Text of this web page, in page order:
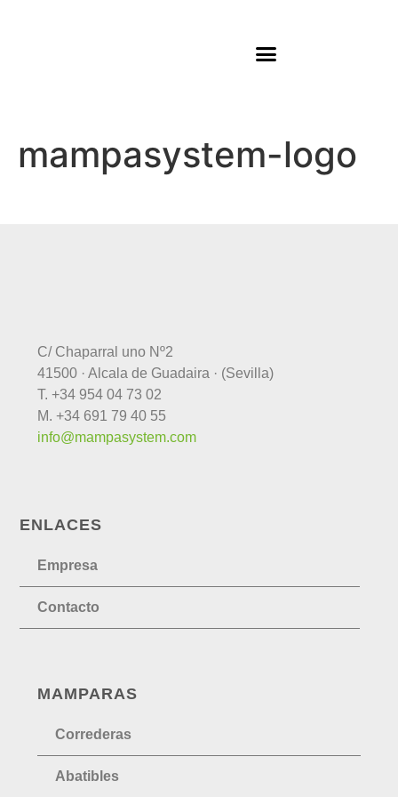
mampasystem-logo
C/ Chaparral uno Nº2
41500 · Alcala de Guadaira · (Sevilla)
T. +34 954 04 73 02
M. +34 691 79 40 55
info@mampasystem.com
ENLACES
Empresa
Contacto
MAMPARAS
Correderas
Abatibles